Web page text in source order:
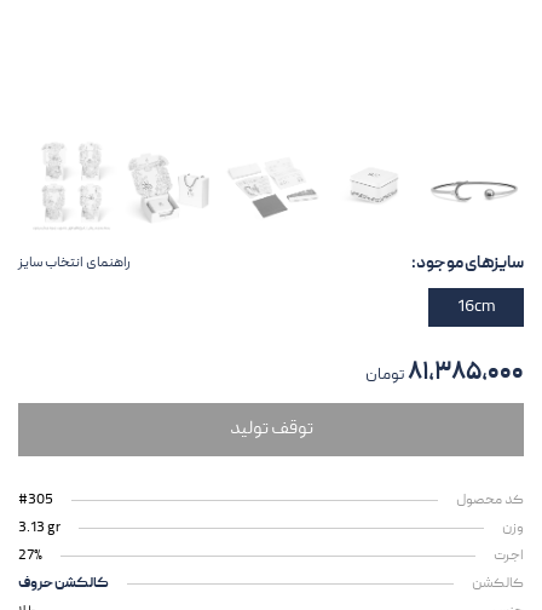
سایزهای موجود: راهنمای انتخاب سایز
16cm
۸۱,۳۸۵,۰۰۰تومان
توقف تولید
کد محصول
#305
وزن
3.13 gr
اجرت
27%
کالکشن
کالکشن حروف